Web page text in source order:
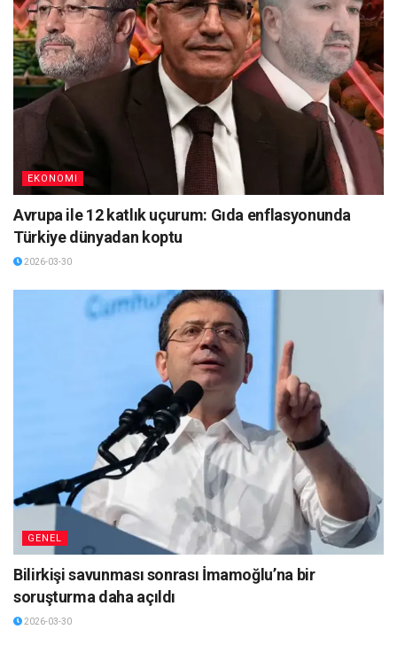
EKONOMI
Avrupa ile 12 katlık uçurum: Gıda enflasyonunda
Türkiye dünyadan koptu
2026-03-30
GENEL
Bilirkişi savunması sonrası İmamoğlu’na bir
soruşturma daha açıldı
2026-03-30